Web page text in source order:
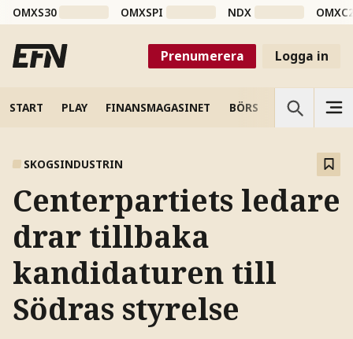
OMXS30 OMXSPI NDX
Prenumerera Logga in
START PLAY FINANSMAGASINET BÖRS VETENSKAP
SKOGSINDUSTRIN
Centerpartiets ledare
drar tillbaka
kandidaturen till
Södras styrelse